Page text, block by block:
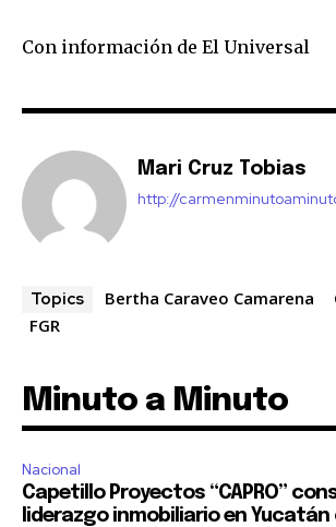
Con información de El Universal
Mari Cruz Tobias
http://
Topics Bertha Caraveo Camarena
FGR
Minuto a Minuto
Nacional
Capetillo Proyectos “CAPRO”
liderazgo inmobiliario en Yucatán